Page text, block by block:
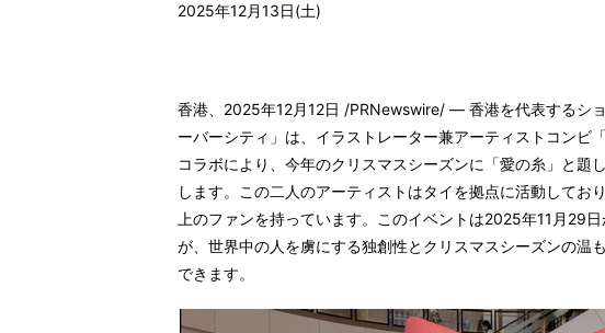
2025年12月13日(土)
香港、2025年12月12日 /PRNewswire/ — 香港を代表するシ
ーバーシティ」は、イラストレーター兼アーティストコンビ
コラボにより、今年のクリスマスシーズンに「愛の糸」と題
します。この二人のアーティストはタイを拠点に活動してお
上のファンを持っています。このイベントは2025年11月29
が、世界中の人を虜にする独創性とクリスマスシーズンの温
できます。